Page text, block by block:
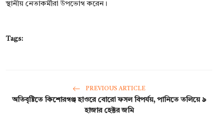
স্থানীয় নেতাকর্মীরা উপভোগ করেন।
Tags:
PREVIOUS ARTICLE
অতিবৃষ্টিতে কিশোরগঞ্জ হাওরে বোরো ফসল বিপর্যয়, পানিতে তলিয়ে ৯
হাজার হেক্টর জমি